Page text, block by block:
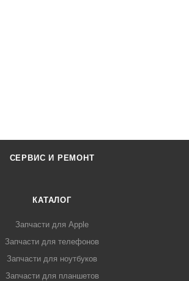
СЕРВИС И РЕМОНТ
КАТАЛОГ
Запчасти для Apple
Запчасти для телефонов
Запчасти для ноутбуков
Запчасти для планшетов